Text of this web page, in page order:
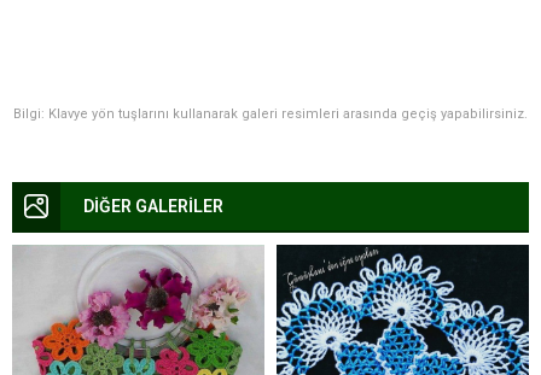
Bilgi: Klavye yön tuşlarını kullanarak galeri resimleri arasında geçiş yapabilirsiniz.
DİĞER GALERİLER